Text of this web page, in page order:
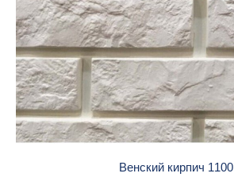
Венский кирпич 1100